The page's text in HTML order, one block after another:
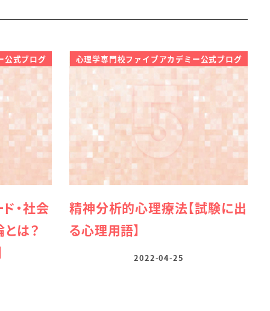
公式ブログ
・社会
は？
心理学専門校ファイブアカデミー公式ブログ
精神分析的心理療法【試験に出
る心理用語】
2022-04-25